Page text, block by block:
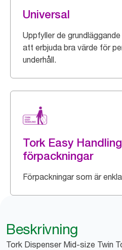
Universal
Uppfyller de
att erbjuda bra värde för
underhåll.
Tork Easy
förpackningar
Förpackningar som är
Beskrivning
Tork Dispenser Mid-size Twin